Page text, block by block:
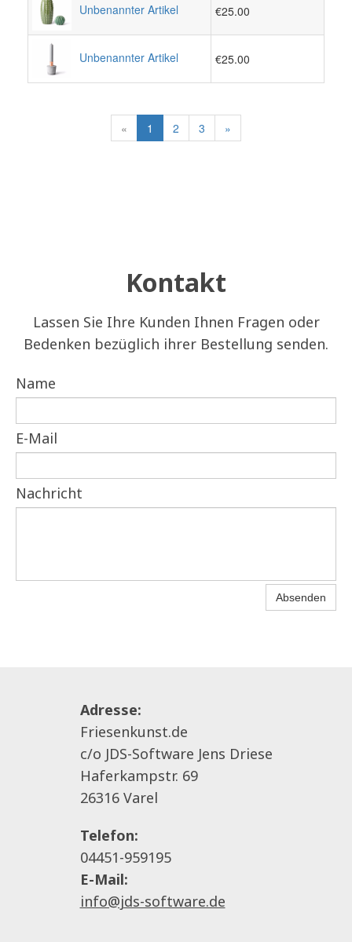
Unbenannter Artikel €25.00
Unbenannter Artikel €25.00
« 1 2 3 »
Kontakt
Lassen Sie Ihre Kunden Ihnen Fragen oder
Bedenken bezüglich ihrer Bestellung senden.
Name
E-Mail
Nachricht
Absenden
Adresse:
Friesenkunst.de
c/o JDS-Software Jens Driese
Haferkampstr. 69
26316 Varel
Telefon:
04451-959195
E-Mail:
info@jds-software.de